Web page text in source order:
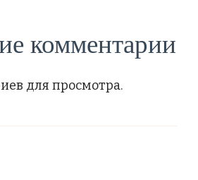
комментарии
для просмотра.